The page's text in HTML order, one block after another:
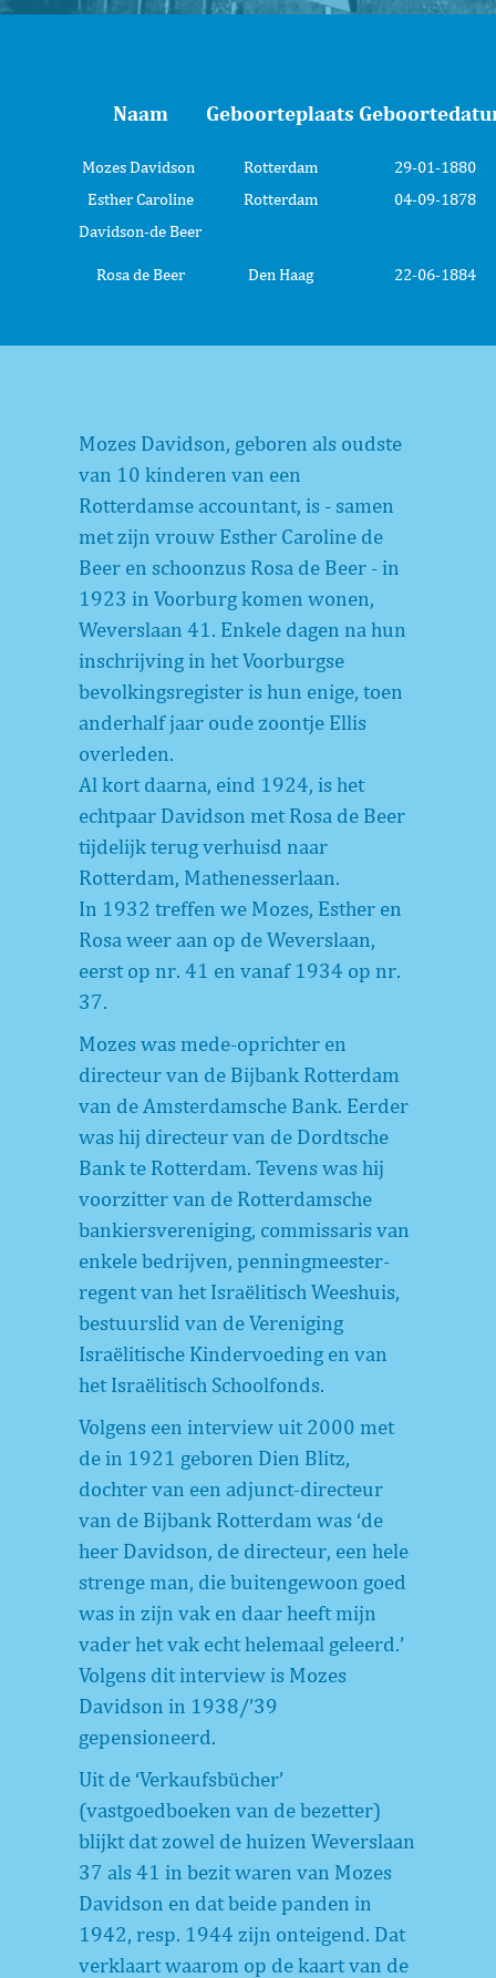
Naam Geboorteplaats
Mozes Davidson Rotterdam
29-01-1880
Esther Caroline
Davidson-de Beer
Rotterdam 04-09-1878
Rosa de Beer Den Haag 22-06-1884
Mozes Davidson, geboren als oudste
van 10 kinderen van een
Rotterdamse accountant, is - samen
met zijn vrouw Esther Caroline de
Beer en schoonzus Rosa de Beer - in
1923 in Voorburg komen wonen,
Weverslaan 41. Enkele dagen na hun
inschrijving in het Voorburgse
bevolkingsregister is hun enige, toen
anderhalf jaar oude zoontje Ellis
overleden.
Al kort daarna, eind 1924, is het
echtpaar Davidson met Rosa de Beer
tijdelijk terug verhuisd naar
Rotterdam, Mathenesserlaan.
In 1932 treffen we Mozes, Esther en
Rosa weer aan op de Weverslaan,
eerst op nr. 41 en vanaf 1934 op nr.
37.
Mozes was mede-oprichter en
directeur van de Bijbank Rotterdam
van de Amsterdamsche Bank. Eerder
was hij directeur van de Dordtsche
Bank te Rotterdam. Tevens was hij
voorzitter van de Rotterdamsche
bankiersvereniging, commissaris van
enkele bedrijven, penningmeester-
regent van het Israëlitisch Weeshuis,
bestuurslid van de Vereniging
Israëlitische Kindervoeding en van
het Israëlitisch Schoolfonds.
Volgens een interview uit 2000 met
de in 1921 geboren Dien Blitz,
dochter van een adjunct-directeur
van de Bijbank Rotterdam was ‘de
heer Davidson, de directeur, een hele
strenge man, die buitengewoon goed
was in zijn vak en daar heeft mijn
vader het vak echt helemaal geleerd.’
Volgens dit interview is Mozes
Davidson in 1938/’39
gepensioneerd.
Uit de ‘Verkaufsbücher’
(vastgoedboeken van de bezetter)
blijkt dat zowel de huizen Weverslaan
37 als 41 in bezit waren van Mozes
Davidson en dat beide panden in
1942, resp. 1944 zijn onteigend. Dat
verklaart waarom op de kaart van de